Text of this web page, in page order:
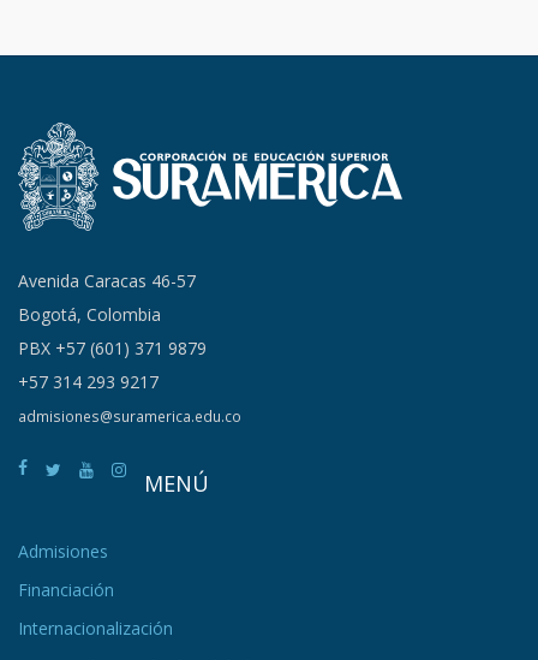
Avenida Caracas 46-57
Bogotá, Colombia
PBX +57 (601) 371 9879
+57 314 293 9217
admisiones@suramerica.edu.co
MENÚ
Admisiones
Financiación
Internacionalización